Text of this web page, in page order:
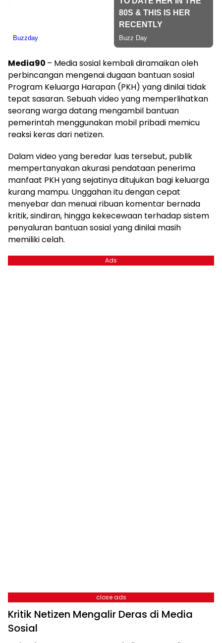
Media90 – Media sosial kembali diramaikan oleh
perbincangan mengenai dugaan bantuan sosial
Program Keluarga Harapan (PKH) yang dinilai tidak
tepat sasaran. Sebuah video yang memperlihatkan
seorang warga datang mengambil bantuan
pemerintah menggunakan mobil pribadi memicu
reaksi keras dari netizen.
Dalam video yang beredar luas tersebut, publik
mempertanyakan akurasi pendataan penerima
manfaat PKH yang sejatinya ditujukan bagi keluarga
kurang mampu. Unggahan itu dengan cepat
menyebar dan menuai ribuan komentar bernada
kritik, sindiran, hingga kekecewaan terhadap sistem
penyaluran bantuan sosial yang dinilai masih
memiliki celah.
Ads
close ads
Kritik Netizen Mengalir Deras di Media
Sosial